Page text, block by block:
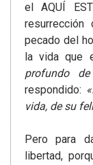
el AQUÍ
pecado del
la vida que
profundo de
respondido:
vida, de su
Pero para
libertad,